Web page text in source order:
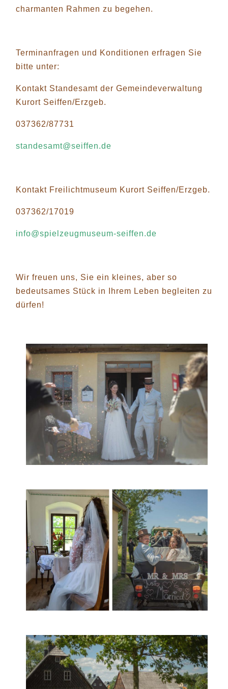
charmanten Rahmen zu begehen.
Terminanfragen und Konditionen erfragen Sie
bitte unter:
Kontakt Standesamt der Gemeindeverwaltung
Kurort Seiffen/Erzgeb.
037362/87731
standesamt@seiffen.de
Kontakt Freilichtmuseum Kurort Seiffen/Erzgeb.
037362/17019
info@spielzeugmuseum-seiffen.de
Wir freuen uns, Sie ein kleines, aber so
bedeutsames Stück in Ihrem Leben begleiten zu
dürfen!